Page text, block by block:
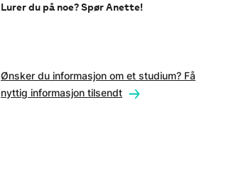
Lurer du på noe? Spør Anette!
Ønsker du informasjon om et studium? Få
nyttig informasjon tilsendt